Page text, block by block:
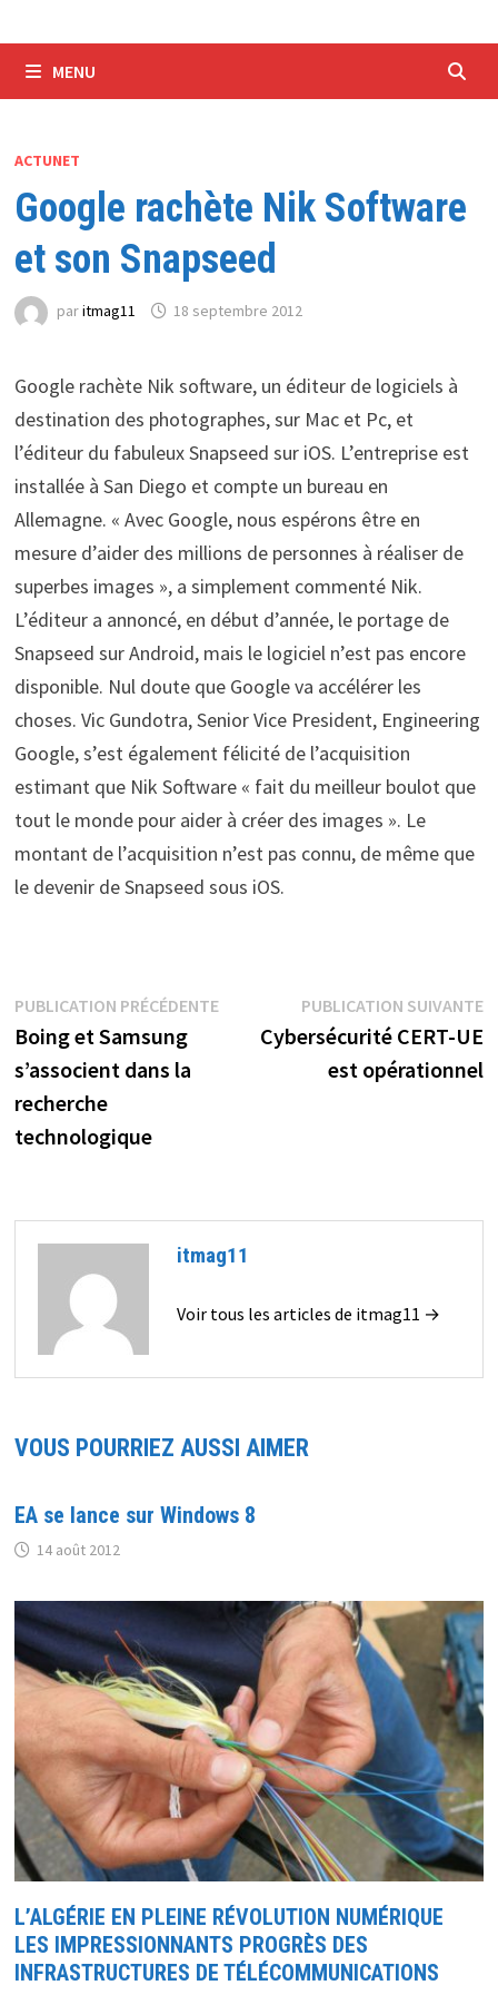
MENU
ACTUNET
Google rachète Nik Software
et son Snapseed
paritmag11 18 septembre 2012
Google rachète Nik software, un éditeur de logiciels à
destination des photographes, sur Mac et Pc, et
l’éditeur du fabuleux Snapseed sur iOS. L’entreprise est
installée à San Diego et compte un bureau en
Allemagne. « Avec Google, nous espérons être en
mesure d’aider des millions de personnes à réaliser de
superbes images », a simplement commenté Nik.
L’éditeur a annoncé, en début d’année, le portage de
Snapseed sur Android, mais le logiciel n’est pas encore
disponible. Nul doute que Google va accélérer les
choses. Vic Gundotra, Senior Vice President, Engineering
Google, s’est également félicité de l’acquisition
estimant que Nik Software « fait du meilleur boulot que
tout le monde pour aider à créer des images ». Le
montant de l’acquisition n’est pas connu, de même que
le devenir de Snapseed sous iOS.
Navigation
de
l’article
PUBLICATION PRÉCÉDENTEPublication
précédente :
Boing et Samsung
s’associent dans la
recherche
technologique
PUBLICATION SUIVANTE
Cybersécurité CERT-UE
est opérationnel
itmag11
Voir tous les articles de itmag11 →
VOUS POURRIEZ AUSSI AIMER
EA se lance sur Windows 8
14 août 2012
L’ALGÉRIE EN PLEINE RÉVOLUTION NUMÉRIQUE
LES IMPRESSIONNANTS PROGRÈS DES
INFRASTRUCTURES DE TÉLÉCOMMUNICATIONS